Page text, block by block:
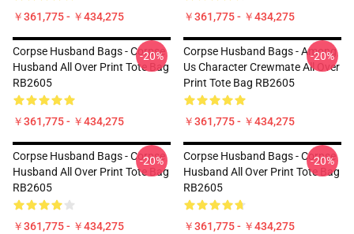
￥361,775 - ￥434,275 ￥361,775 - ￥434,275
Corpse Husband Bags - Corpse
Husband All Over Print Tote Bag
RB2605
￥361,775 - ￥434,275
-20%
Corpse Husband Bags - Among
Us Character Crewmate All Over
Print Tote Bag RB2605
￥361,775 - ￥434,275
-20%
Corpse Husband Bags - Corpse
Husband All Over Print Tote Bag
RB2605
￥361,775 - ￥434,275
-20%
Corpse Husband Bags - Corpse
Husband All Over Print Tote Bag
RB2605
￥361,775 - ￥434,275
-20%